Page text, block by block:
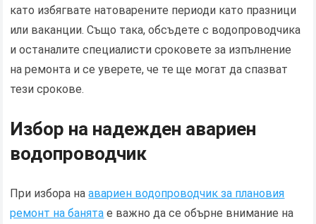
като избягвате натоварените периоди като празници
или ваканции. Също така, обсъдете с водопроводчика
и останалите специалисти сроковете за изпълнение
на ремонта и се уверете, че те ще могат да спазват
тези срокове.
Избор на надежден авариен
водопроводчик
При избора наавариен водопроводчик за плановия
ремонт на банята е важно да се обърне внимание на